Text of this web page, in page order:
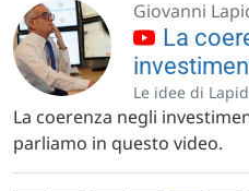
Giovanni
La
Le idee di
La coerenza negli
parliamo in questo video.